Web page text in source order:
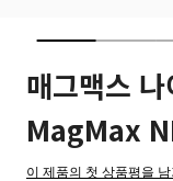
매그맥스
MagMax
이 제품의 첫 상품평을